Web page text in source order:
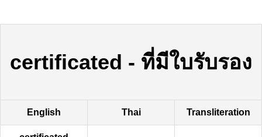
certificated - ที่มีใบรับรอง
English Thai Transliteration